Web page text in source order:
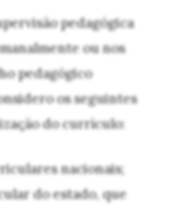
pedagógica
ou nos
pedagógico
os seguintes
do currículo:
nacionais;
do estado, que